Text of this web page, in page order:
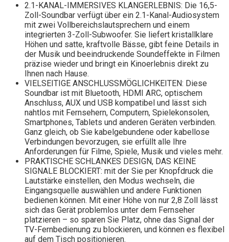
2.1-KANAL-IMMERSIVES KLANGERLEBNIS: Die 16,5-
Zoll-Soundbar verfügt über ein 2.1-Kanal-Audiosystem
mit zwei Vollbereichslautsprechern und einem
integrierten 3-Zoll-Subwoofer. Sie liefert kristallklare
Höhen und satte, kraftvolle Bässe, gibt feine Details in
der Musik und beeindruckende Soundeffekte in Filmen
präzise wieder und bringt ein Kinoerlebnis direkt zu
Ihnen nach Hause.
VIELSEITIGE ANSCHLUSSMÖGLICHKEITEN: Diese
Soundbar ist mit Bluetooth, HDMI ARC, optischem
Anschluss, AUX und USB kompatibel und lässt sich
nahtlos mit Fernsehern, Computern, Spielekonsolen,
Smartphones, Tablets und anderen Geräten verbinden.
Ganz gleich, ob Sie kabelgebundene oder kabellose
Verbindungen bevorzugen, sie erfüllt alle Ihre
Anforderungen für Filme, Spiele, Musik und vieles mehr.
PRAKTISCHE SCHLANKES DESIGN, DAS KEINE
SIGNALE BLOCKIERT: mit der Sie per Knopfdruck die
Lautstärke einstellen, den Modus wechseln, die
Eingangsquelle auswählen und andere Funktionen
bedienen können. Mit einer Höhe von nur 2,8 Zoll lässt
sich das Gerät problemlos unter dem Fernseher
platzieren – so sparen Sie Platz, ohne das Signal der
TV-Fernbedienung zu blockieren, und können es flexibel
auf dem Tisch positionieren.